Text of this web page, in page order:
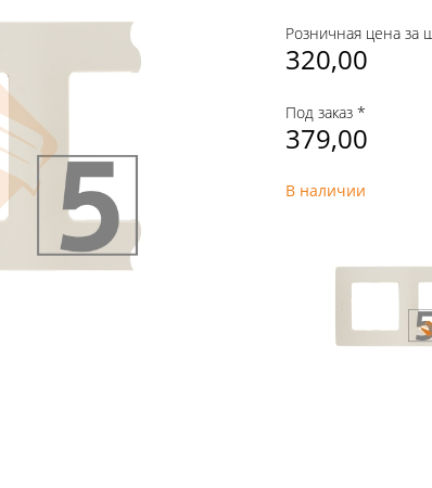
Розничная цена за
320,00
Под заказ *
379,00
В наличии